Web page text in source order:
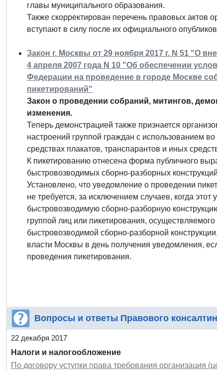
главы муниципального образования.
Также скорректирован перечень правовых актов
вступают в силу после их официального
Закон г. Москвы от 29 ноября 2017 г. N 51 "О
4 апреля 2007 года N 10 "Об обеспечении
Федерации на проведение в городе Москве
пикетирований"
Закон о проведении собраний, митингов,
изменения.
Теперь демонстрацией также признается
настроений группой граждан с использованием во
средствах плакатов, транспарантов и иных средств
К пикетированию отнесена форма публичного
быстровозводимых сборно-разборных конструкций
Установлено, что уведомление о проведении
не требуется, за исключением случаев, когда этот
быстровозводимую сборно-разборную
группой лиц или пикетирования, осуществляемого
быстровозводимой сборно-разборной конструкции,
власти Москвы в день получения уведомления,
проведения пикетирования.
Вопросы и ответы Правового
22 декабря 2017
Налоги и налогообложение
По договору уступки права требования организация